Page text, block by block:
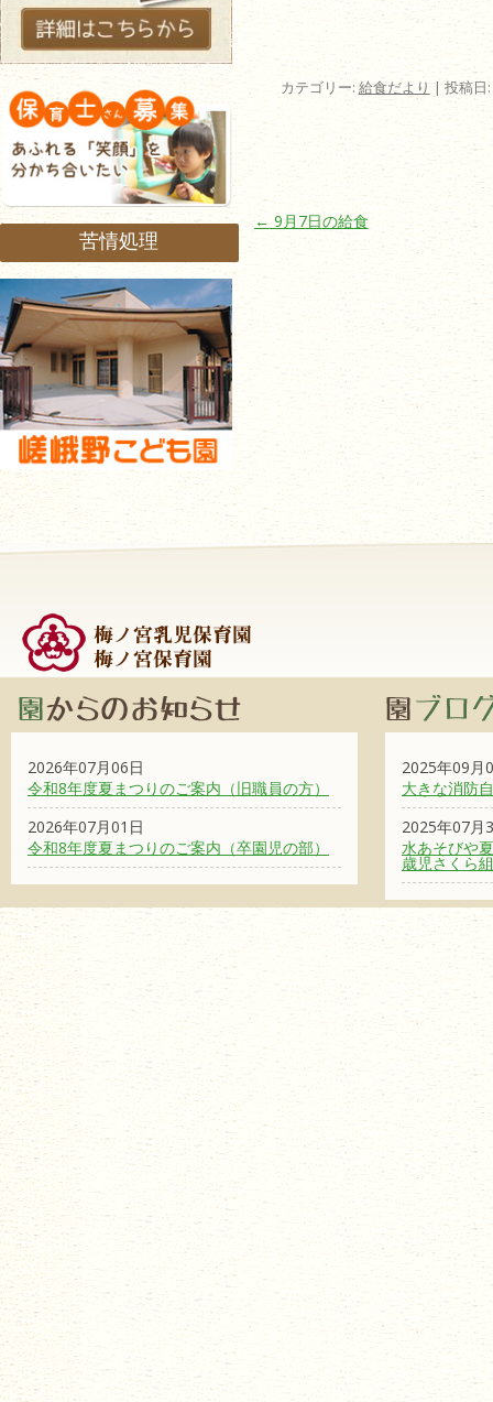
カテゴリー: 給食だより | 投稿日:
投稿ナビゲーション
← 9月7日の給食
苦情処理
2026年07月06日
令和8年度夏まつりのご案内（旧職員の方）
2026年07月01日
令和8年度夏まつりのご案内（卒園児の部）
2025年09月
大きな消防
2025年07月
水あそびや
歳児さくら